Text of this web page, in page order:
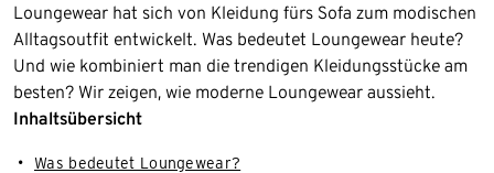
Loungewear hat sich von Kleidung fürs Sofa zum modischen
Alltagsoutfit entwickelt. Was bedeutet Loungewear heute?
Und wie kombiniert man die trendigen Kleidungsstücke am
besten? Wir zeigen, wie moderne Loungewear aussieht.
Inhaltsübersicht
Was bedeutet Loungewear?